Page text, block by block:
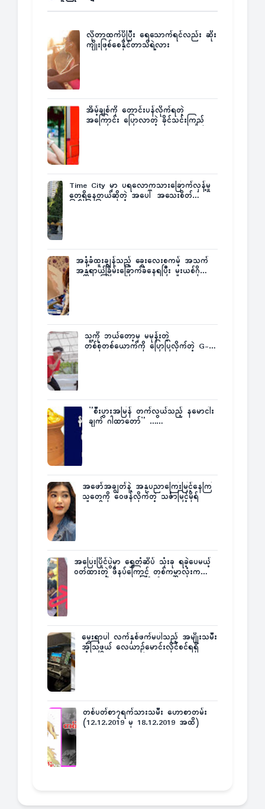
လိုတာထက်ပိုပြီး ရေသောက်ရင်လည်း ဆိုး
ကျိုးဖြစ်စေနိုင်တာသိရဲ့လား
အိမ့်ချစ်ကို တောင်းပန်လိုက်ရတဲ့
အကြောင်း ပြောလာတဲ့ ခိုင်သင်းကြည်
Time City မှာ ပရလောကသားခြောက်လှန့်မှု
တွေရှိနေတယ်ဆိုတဲ့ အပေါ် အသေးစိတ်
အနံ့ခံထူးချွန်သည့် ခွေးလေးစကမ့် အသက်
အန္တရာယ်ခြိမ်းခြောက်ခံနေရပြီး မူးယစ်ဂိုဏ်း
သူ့ကို ဘယ်တော့မှ မမုန်းတဲ့
တစ်စုံတစ်ယောက်ကို ပြောပြလိုက်တဲ့ G-
”စီးပွားအမြန် တက်လွယ်သည့် နမောငါး
ချက် ဂါထာတော်” ……
အဖော်အချွတ်နဲ့ အနုပညာကြေးမြင့်နေကြ
သူတွေကို ဝေဖန်လိုက်တဲ့ သင်္ဇာမြင့်မိုရ်
အပြေးပြိုင်ပွဲမှာ ရွှေတံဆိပ် သုံးခု ရခဲ့ပေမယ့်
ဝတ်ထားတဲ့ ဖိနပ်ကြောင့် တစ်ကမ္ဘာလုံးက
မွေးရာပါ လက်နှစ်ဖက်မပါသည့် အမျိုးသမီး
အံ့သြဖွယ် လေယာဉ်မောင်းလိုင်စင်ရရှိ
တစ်ပတ်စာ၇ရက်သားသမီး ဟောစာတမ်း
(12.12.2019 မှ 18.12.2019 အထိ)